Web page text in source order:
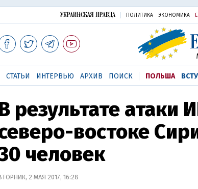
ПОЛИТИКА ЭКОНОМИКА
СТАТЬИ ИНТЕРВЬЮ АРХИВ ПОИСК ПОЛЬША
результате атаки
востоке
человек
2 МАЯ 2017, 16:28